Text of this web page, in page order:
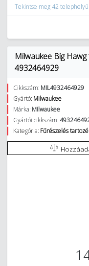
Tekintse meg 42
Milwaukee Big
4932464929
Cikkszám: MIL4932464929
Gyártó: Milwaukee
Márka: Milwaukee
Gyártói cikkszám:
Kategória: Fűrészelés